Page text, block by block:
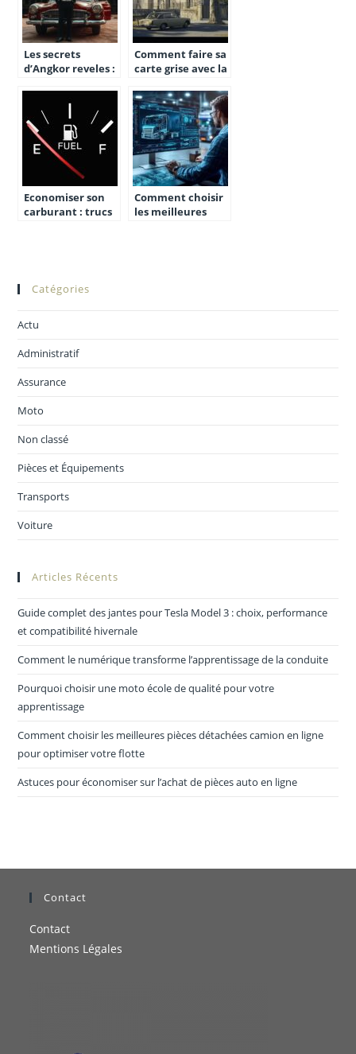
Les secrets
d’Angkor reveles :
voiture avec
chauffeur
Comment faire sa
carte grise avec la
Gironde :
Procédure
simplifiée pour les
véhicules
européens
Economiser son
carburant : trucs
Comment choisir
les meilleures
Catégories
Actu
Administratif
Assurance
Moto
Non classé
Pièces et Équipements
Transports
Voiture
Articles Récents
Guide complet des jantes pour Tesla Model 3 : choix, performance
et compatibilité hivernale
Comment le numérique transforme l’apprentissage de la conduite
Pourquoi choisir une moto école de qualité pour votre
apprentissage
Comment choisir les meilleures pièces détachées camion en ligne
pour optimiser votre flotte
Astuces pour économiser sur l’achat de pièces auto en ligne
Contact
Contact
Mentions Légales